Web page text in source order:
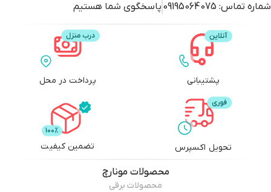
شماره تماس: 09195064075 پاسخگوی شما هستیم
پشتیبانی پرداخت در محل
تحویل اکسپرس تضمین کیفیت
محصولاتمونارچ
محصولات برقی